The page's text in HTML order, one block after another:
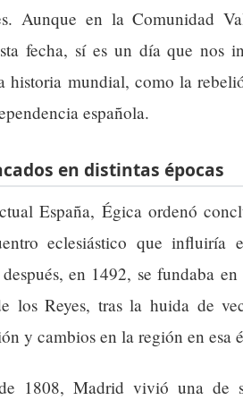
Aunque en la Comunidad
fecha, sí es un día que nos
historia mundial, como la
española.
en distintas épocas
España, Égica ordenó
eclesiástico que
en 1492, se fundaba
los Reyes, tras la huida de
y cambios en la región en esa
1808, Madrid vivió una de